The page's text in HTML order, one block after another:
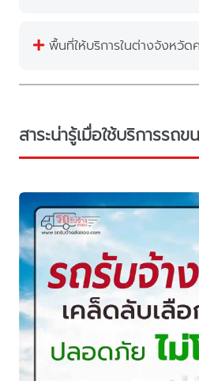
พื้นที่ให้บริการในต่างจังหวัด
สาระน่ารู้เมื่อใช้บริการรถ